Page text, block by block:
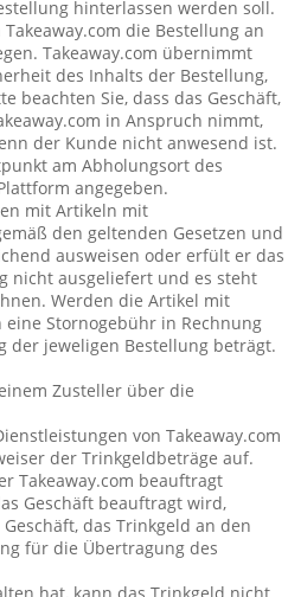
hinterlassen werden soll.
die Bestellung an
Takeaway.com übernimmt
des Inhalts der Bestellung,
beachten Sie, dass das Geschäft,
in Anspruch nimmt,
der Kunde nicht anwesend ist.
am Abholungsort des
angegeben.
mit Artikeln mit
den geltenden Gesetzen und
ausweisen oder erfült er das
nicht ausgeliefert und es steht
Werden die Artikel mit
Stornogebühr in Rechnung
der jeweligen Bestellung beträgt.
Zusteller über die
von Takeaway.com
der Trinkgeldbeträge auf.
Takeaway.com beauftragt
Geschäft beauftragt wird,
das Trinkgeld an den
für die Übertragung des